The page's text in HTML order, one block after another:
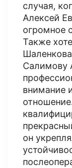
случая,
Алексей
огромное
Также
Салимову
внимание
он